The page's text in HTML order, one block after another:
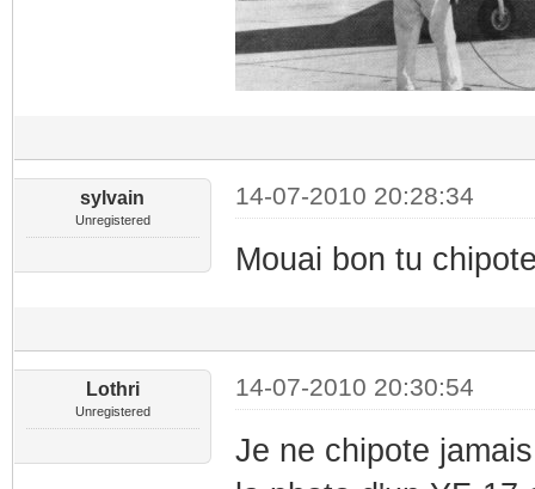
sylvain
Unregistered
14-07-2010 20:28:34
Mouai bon tu
Lothri
Unregistered
14-07-2010 20:30:54
Je ne chipote